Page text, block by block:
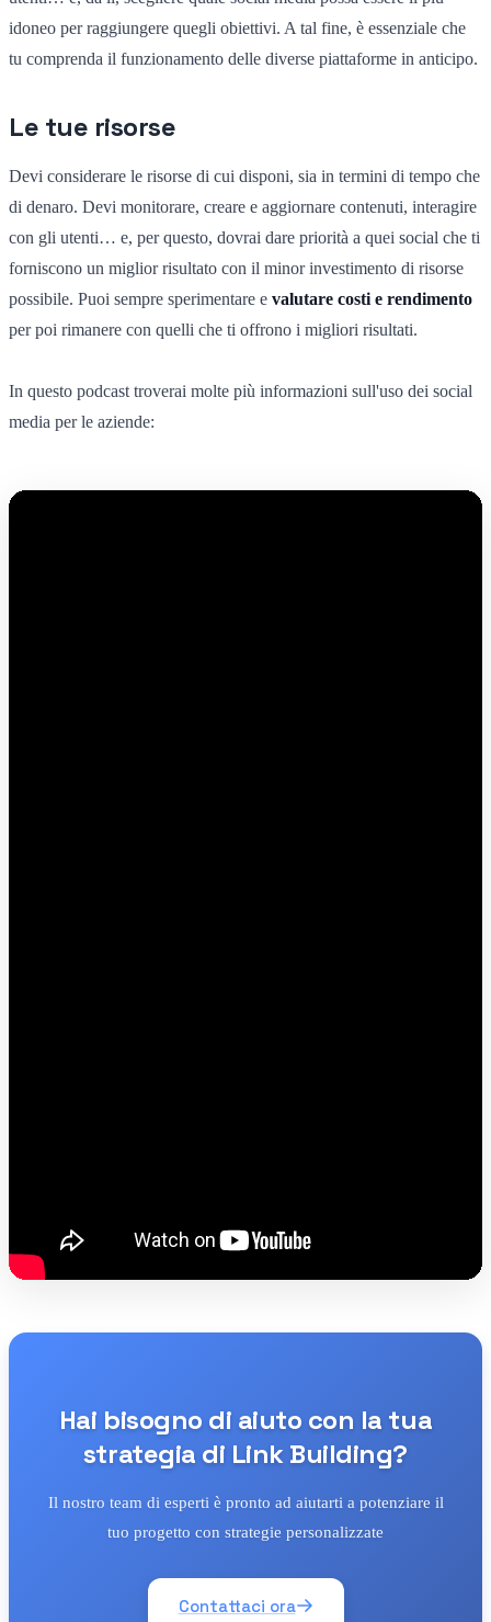
idoneo per raggiungere quegli obiettivi. A tal fine, è essenziale che
tu comprenda il funzionamento delle diverse piattaforme in anticipo.
Le tue risorse
Devi considerare le risorse di cui disponi, sia in termini di tempo che
di denaro. Devi monitorare, creare e aggiornare contenuti, interagire
con gli utenti… e, per questo, dovrai dare priorità a quei social che ti
forniscono un miglior risultato con il minor investimento di risorse
possibile. Puoi sempre sperimentare e valutare costi e rendimento
per poi rimanere con quelli che ti offrono i migliori risultati.
In questo podcast troverai molte più informazioni sull'uso dei social
media per le aziende:
Hai bisogno di aiuto con la tua
strategia di Link Building?
Il nostro team di esperti è pronto ad aiutarti a potenziare il
tuo progetto con strategie personalizzate
Contattaci ora